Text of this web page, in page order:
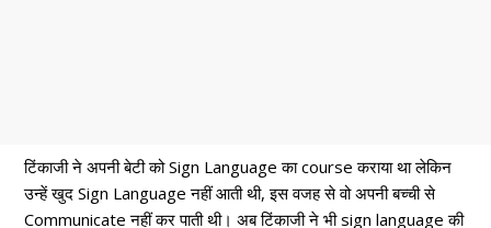
टिंकाजी ने अपनी बेटी को Sign Language का course कराया था लेकिन
उन्हें खुद Sign Language नहीं आती थी, इस वजह से वो अपनी बच्ची से
Communicate नहीं कर पाती थी। अब टिंकाजी ने भी sign language की